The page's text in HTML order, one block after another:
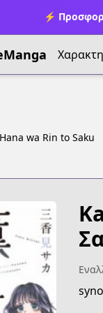
⚡
wa Rin to Saku